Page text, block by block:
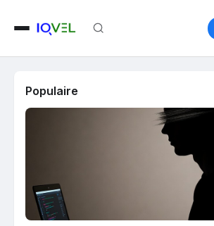
Populaire